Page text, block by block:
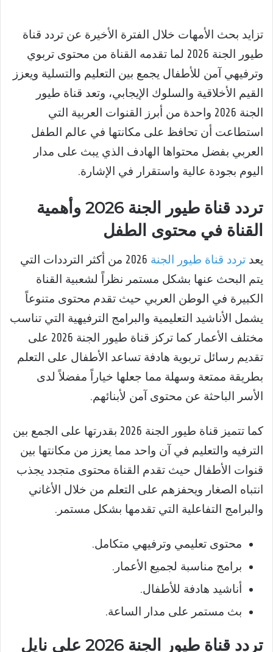
تزايد بحث الأمهات خلال الفترة الأخيرة عن تردد قناة
طيور الجنة 2026 لما تقدمه القناة من محتوى تربوي
وترفيهي آمن للأطفال يجمع بين التعليم والتسلية ويعزز
القيم الأخلاقية والسلوك الإيجابي، وتعد قناة طيور
الجنة 2026 واحدة من أبرز القنوات العربية التي
استطاعت أن تحافظ على مكانتها في عالم الطفل
العربي بفضل محتواها الهادف الذي يبث على مدار
اليوم بجودة عالية واستقرار في الإشارة.
تردد قناة طيور الجنة 2026 وأهمية
القناة في محتوى الطفل
يعد تردد قناة طيور الجنة
2026 من أكثر الترددات التي
يتم البحث عنها بشكل مستمر نظراً لشعبية القناة
الكبيرة في الوطن العربي حيث تقدم محتوى متنوعاً
يشمل الأناشيد التعليمية والبرامج الترفيهية التي تناسب
مختلف الأعمار كما تركز قناة طيور الجنة 2026 على
تقديم رسائل تربوية هادفة تساعد الأطفال على التعلم
بطريقة ممتعة وسهلة مما جعلها خياراً مفضلاً لدى
الأسر الباحثة عن محتوى آمن لأبنائهم.
كما تتميز قناة طيور الجنة 2026 بقدرتها على الجمع بين
الترفيه والتعليم في آن واحد مما يعزز من مكانتها بين
قنوات الأطفال حيث تقدم القناة محتوى متجدد يجذب
انتباه الصغار ويحفزهم على التعلم من خلال الأغاني
والبرامج التفاعلية التي تقدمها بشكل مستمر.
محتوى تعليمي وترفيهي متكامل.
برامج مناسبة لجميع الأعمار.
أناشيد هادفة للأطفال.
بث مستمر على مدار الساعة.
تردد قناة طيور الجنة 2026 على نايل